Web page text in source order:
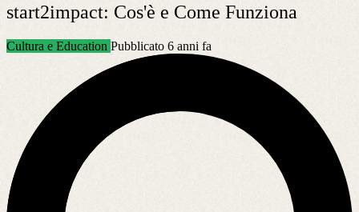
start2impact: Cos'è e Come Funziona
Cultura e Education Pubblicato 6 anni fa